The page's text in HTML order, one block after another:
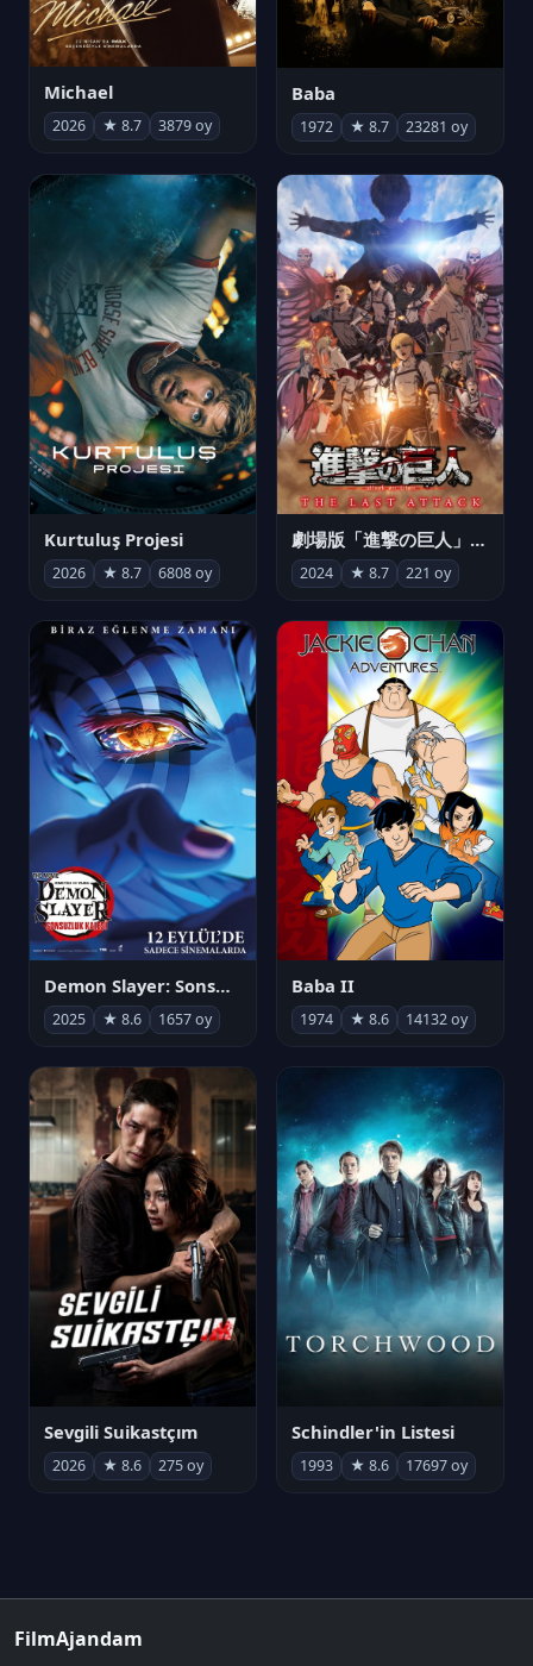
Michael
2026 ★ 8.7 3879 oy
Baba
1972 ★ 8.7 23281 oy
Kurtuluş Projesi
2026 ★ 8.7 6808 oy
劇場版「進撃の巨人」完結編 THE LAST ATTACK
2024 ★ 8.7 221 oy
Demon Slayer: Sonsuzluk Kalesi
2025 ★ 8.6 1657 oy
Baba II
1974 ★ 8.6 14132 oy
Sevgili Suikastçım
2026 ★ 8.6 275 oy
Schindler'in Listesi
1993 ★ 8.6 17697 oy
FilmAjandam